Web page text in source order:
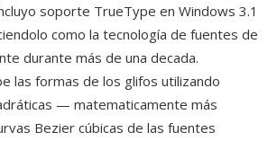
soporte TrueType en Windows 3.1
como la tecnología de fuentes de
durante más de una decada.
las formas de los glifos utilizando
— matematicamente más
Bezier cúbicas de las fuentes